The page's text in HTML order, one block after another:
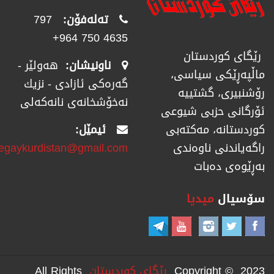
رێگای كوردستان
ماڵپەڕێكی سیاسی،
رۆشنبیری، گشتییە
ئۆرگانی حزبی شیوعی
كوردستانە، مەكتەبی
راگەیاندنی ناوەندی
بەڕێوەی دەبات
تەلەفۆن: 797
4635 750 964+
ناونیشان: هەولێر -
گەرەکی ئازادی - نزیك
نەخۆشخانەی نانەکەلی
ئیمێل:
سۆسیال میدیا